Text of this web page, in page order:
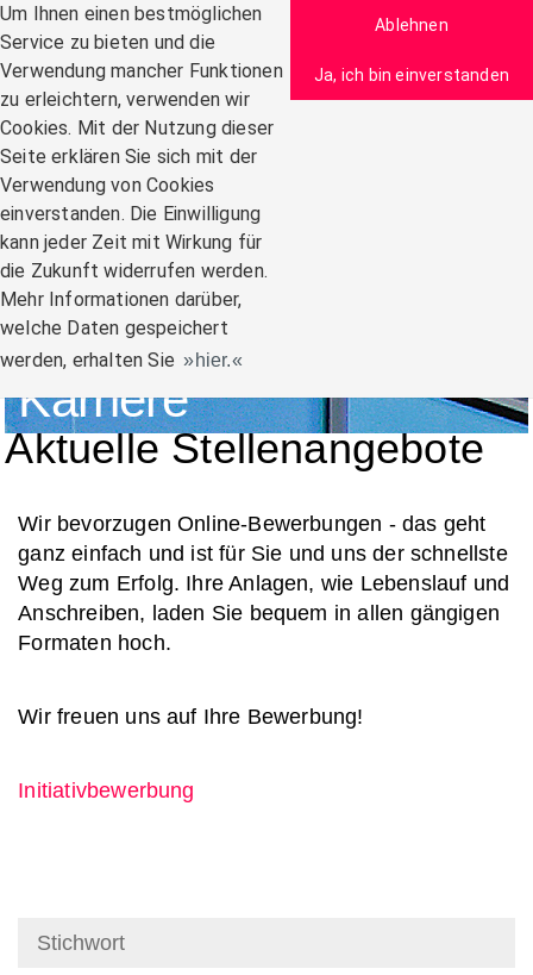
Um Ihnen einen bestmöglichen
Service zu bieten und die
Verwendung mancher Funktionen
zu erleichtern, verwenden wir
Cookies. Mit der Nutzung dieser
Seite erklären Sie sich mit der
Verwendung von Cookies
einverstanden. Die Einwilligung
kann jeder Zeit mit Wirkung für
die Zukunft widerrufen werden.
Mehr Informationen darüber,
welche Daten gespeichert
werden, erhalten Sie
hier.
Ablehnen
Ja, ich bin einverstanden
Zum Inhalt
Navigation:
Karriere
Aktuelle Stellenangebote
Wir bevorzugen Online-Bewerbungen - das geht
ganz einfach und ist für Sie und uns der schnellste
Weg zum Erfolg. Ihre Anlagen, wie Lebenslauf und
Anschreiben, laden Sie bequem in allen gängigen
Formaten hoch.
Wir freuen uns auf Ihre Bewerbung!
Initiativbewerbung